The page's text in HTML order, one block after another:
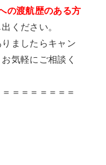
の渡航歴のある方
ください。
ましたらキャン
気軽にご相談く
＝＝＝＝＝＝＝